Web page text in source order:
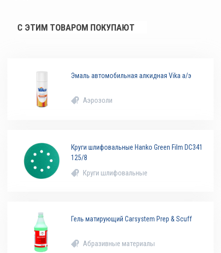
С ЭТИМ ТОВАРОМ ПОКУПАЮТ
Эмаль автомобильная алкидная Vika а/э
Аэрозоли
Круги шлифовальные Hanko Green Film DC341
125/8
Круги шлифовальные
Гель матирующий Carsystem Prep & Scuff
Абразивные материалы